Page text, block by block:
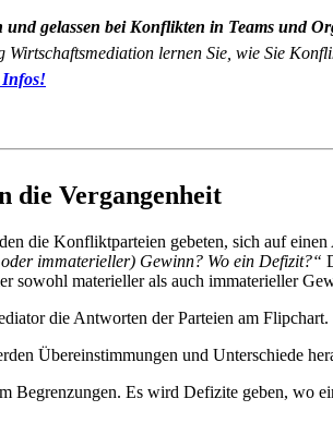
und gelassen bei Konflikten in Teams und
Wirtschaftsmediation lernen Sie, wie Sie
Infos!
die Vergangenheit
die Konfliktparteien gebeten, sich auf
immaterieller) Gewinn? Wo ein Defizit?“
sowohl materieller als auch immaterieller
die Antworten der Parteien am
Übereinstimmungen und Unterschiede
Begrenzungen. Es wird Defizite geben, wo